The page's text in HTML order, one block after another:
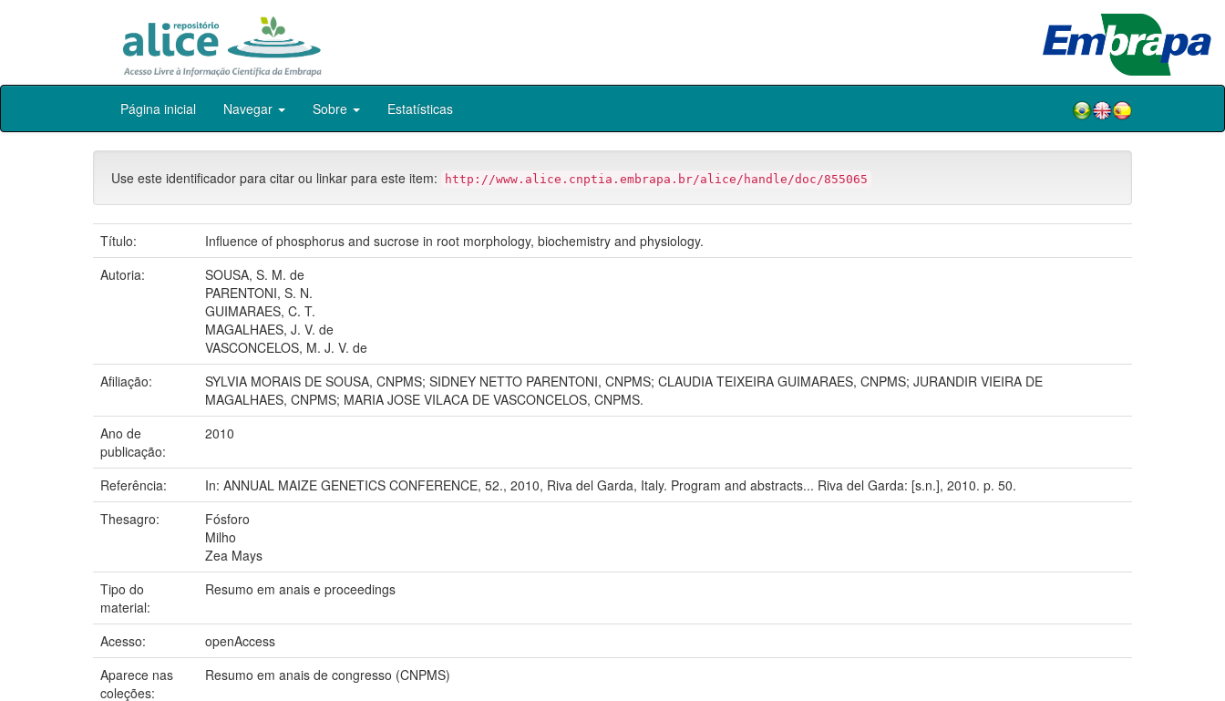
Skip
Página inicial Navegar Sobre Estatísticas
Use este identificador para citar ou linkar para este item: http://www.alice.cnptia.embrapa.br/alice/handle/doc/855065
Título:
Influence of phosphorus and sucrose in root morphology, biochemistry and physiology.
Autoria:
SOUSA, S. M. de
PARENTONI, S. N.
GUIMARAES, C. T.
MAGALHAES, J. V. de
VASCONCELOS, M. J. V. de
Afiliação:
SYLVIA MORAIS DE SOUSA, CNPMS; SIDNEY NETTO PARENTONI, CNPMS; CLAUDIA TEIXEIRA GUIMARAES, CNPMS; JURANDIR VIEIRA DE
MAGALHAES, CNPMS; MARIA JOSE VILACA DE VASCONCELOS, CNPMS.
Ano de
publicação:
2010
Referência:
In: ANNUAL MAIZE GENETICS CONFERENCE, 52., 2010, Riva del Garda, Italy. Program and abstracts... Riva del Garda: [s.n.], 2010. p. 50.
Thesagro:
Fósforo
Milho
Zea Mays
Tipo do
material:
Resumo em anais e proceedings
Acesso:
openAccess
Aparece nas
coleções:
Resumo em anais de congresso (CNPMS)